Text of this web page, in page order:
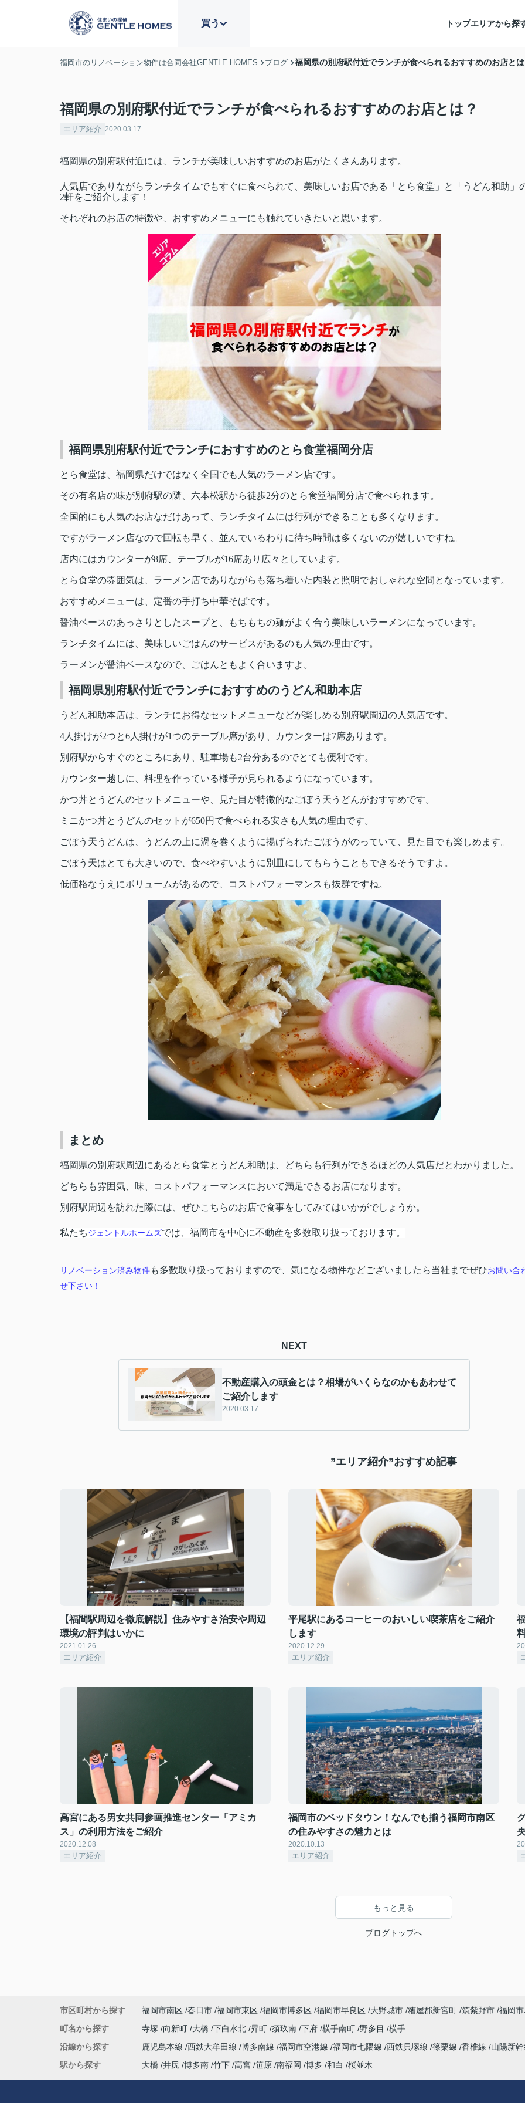
買う トップエリアから探
福岡市のリノベーション物件は合同会社GENTLE HOMES ブログ 福岡県の別府駅付近でランチが食べられるおすすめのお店と
福岡県の別府駅付近でランチが食べられるおすすめのお店とは？
エリア紹介 2020.03.17
福岡県の別府駅付近には、ランチが美味しいおすすめのお店がたくさんあります。
人気店でありながらランチタイムでもすぐに食べられて、美味しいお店である「とら食堂」と「うどん和助」
2軒をご紹介します！
それぞれのお店の特徴や、おすすめメニューにも触れていきたいと思います。
福岡県別府駅付近でランチにおすすめのとら食堂福岡分店
とら食堂は、福岡県だけではなく全国でも人気のラーメン店です。
その有名店の味が別府駅の隣、六本松駅から徒歩2分のとら食堂福岡分店で食べられます。
全国的にも人気のお店なだけあって、ランチタイムには行列ができることも多くなります。
ですがラーメン店なので回転も早く、並んでいるわりに待ち時間は多くないのが嬉しいですね。
店内にはカウンターが8席、テーブルが16席あり広々としています。
とら食堂の雰囲気は、ラーメン店でありながらも落ち着いた内装と照明でおしゃれな空間となっています。
おすすめメニューは、定番の手打ち中華そばです。
醤油ベースのあっさりとしたスープと、もちもちの麺がよく合う美味しいラーメンになっています。
ランチタイムには、美味しいごはんのサービスがあるのも人気の理由です。
ラーメンが醤油ベースなので、ごはんともよく合いますよ。
福岡県別府駅付近でランチにおすすめのうどん和助本店
うどん和助本店は、ランチにお得なセットメニューなどが楽しめる別府駅周辺の人気店です。
4人掛けが2つと6人掛けが1つのテーブル席があり、カウンターは7席あります。
別府駅からすぐのところにあり、駐車場も2台分あるのでとても便利です。
カウンター越しに、料理を作っている様子が見られるようになっています。
かつ丼とうどんのセットメニューや、見た目が特徴的なごぼう天うどんがおすすめです。
ミニかつ丼とうどんのセットが650円で食べられる安さも人気の理由です。
ごぼう天うどんは、うどんの上に渦を巻くように揚げられたごぼうがのっていて、見た目でも楽しめます。
ごぼう天はとても大きいので、食べやすいように別皿にしてもらうこともできるそうですよ。
低価格なうえにボリュームがあるので、コストパフォーマンスも抜群ですね。
まとめ
福岡県の別府駅周辺にあるとら食堂とうどん和助は、どちらも行列ができるほどの人気店だとわかりました。
どちらも雰囲気、味、コストパフォーマンスにおいて満足できるお店になります。
別府駅周辺を訪れた際には、ぜひこちらのお店で食事をしてみてはいかがでしょうか。
私たちジェントルホームズでは、福岡市を中心に不動産を多数取り扱っております。
リノベーション済み物件も多数取り扱っておりますので、気になる物件などございましたら当社までぜひお問い合
せ下さい！
NEXT
不動産購入の頭金とは？相場がいくらなのかもあわせて
ご紹介します
2020.03.17
”エリア紹介”おすすめ記事
【福間駅周辺を徹底解説】住みやすさ治安や周辺
環境の評判はいかに
2021.01.26
エリア紹介
平尾駅にあるコーヒーのおいしい喫茶店をご紹介
します
2020.12.29
エリア紹介
高宮にある男女共同参画推進センター「アミカ
ス」の利用方法をご紹介
2020.12.08
エリア紹介
福岡市のベッドタウン！なんでも揃う福岡市南区
の住みやすさの魅力とは
2020.10.13
エリア紹介
もっと見る
ブログトップへ
市区町村から探す 福岡市南区 春日市 福岡市東区 福岡市博多区 福岡市早良区 大野城市 糟屋郡新宮町 筑紫野市 福岡
町名から探す
寺塚 向新町 大橋 下白水北 昇町 須玖南 下府 横手南町 野多目
横手
沿線から探す
鹿児島本線 西鉄大牟田線 博多南線 福岡市空港線 福岡市七隈線 西鉄貝塚線 篠栗線 香椎線
山陽新
駅から探す
大橋 井尻 博多南 竹下 高宮 笹原 南福岡 博多 和白 桜並木